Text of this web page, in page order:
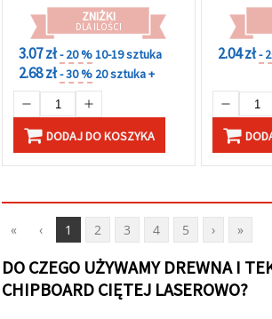
ZNIŻKI
DLA ILOŚCI
3.07 zł- 20 %10-19 sztuka
2.68 zł- 30 % 20 sztuka +
DODAJ DO KOSZYKA
2.04 zł-
« ‹ 1 2 3 4 5 › »
DO CZEGO UŻYWAMY DREWNA I
CHIPBOARD CIĘTEJ LASEROWO?